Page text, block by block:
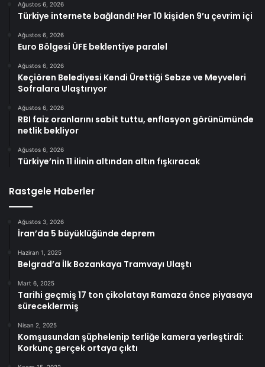
Ağustos 6, 2026
Türkiye internete bağlandı! Her 10 kişiden 9’u çevrim içi
Ağustos 6, 2026
Euro Bölgesi ÜFE beklentiye paralel
Ağustos 6, 2026
Keçiören Belediyesi Kendi Ürettiği Sebze ve Meyveleri
Sofralara Ulaştırıyor
Ağustos 6, 2026
RBI faiz oranlarını sabit tuttu, enflasyon görünümünde
netlik bekliyor
Ağustos 6, 2026
Türkiye’nin 11 ilinin altından altın fışkıracak
Rastgele Haberler
Ağustos 3, 2026
İran’da 5 büyüklüğünde deprem
Haziran 1, 2025
Belgrad’a İlk Bozankaya Tramvayı Ulaştı
Mart 6, 2025
Tarihi geçmiş 17 ton çikolatayı Ramaza önce piyasaya
süreceklermiş
Nisan 2, 2025
Komşusundan şüphelenip terliğe kamera yerleştirdi:
Korkunç gerçek ortaya çıktı